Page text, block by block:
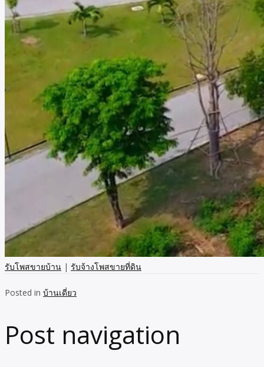
รับโพสขายบ้าน | รับจ้างโพสขายที่ดิน
Posted in บ้านเดี่ยว
Post navigation